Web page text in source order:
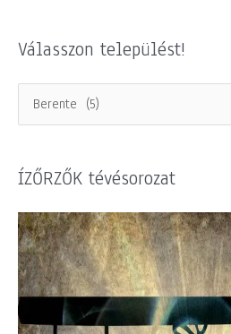
Válasszon települést!
ÍZŐRZŐK tévésorozat